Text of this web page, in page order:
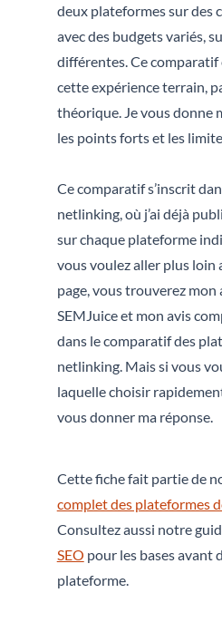
deux plateformes sur des
avec des budgets variés,
différentes. Ce
cette expérience terrain,
théorique. Je vous donne
les points forts et les
Ce comparatif s’inscrit
netlinking, où j’ai déjà
sur chaque plateforme
vous voulez aller plus loin
page, vous trouverez mon
SEMJuice et mon avis
dans le comparatif des
netlinking. Mais si vous
laquelle choisir
vous donner ma réponse.
Cette fiche fait partie de
complet des plateformes
Consultez aussi notre
SEO pour les bases avant
plateforme.